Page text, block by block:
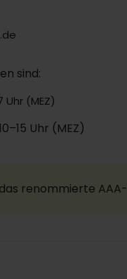
sind:
(MEZ)
Uhr (MEZ)
renommierte